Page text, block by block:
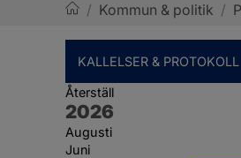
/ Kommun & politik /
KALLELSER & PROTOKOLL
Återställ
År:
2026
Augusti
Juni